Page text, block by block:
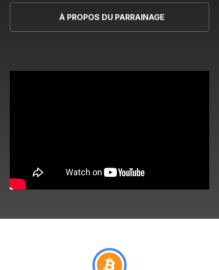
À PROPOS DU PARRAINAGE